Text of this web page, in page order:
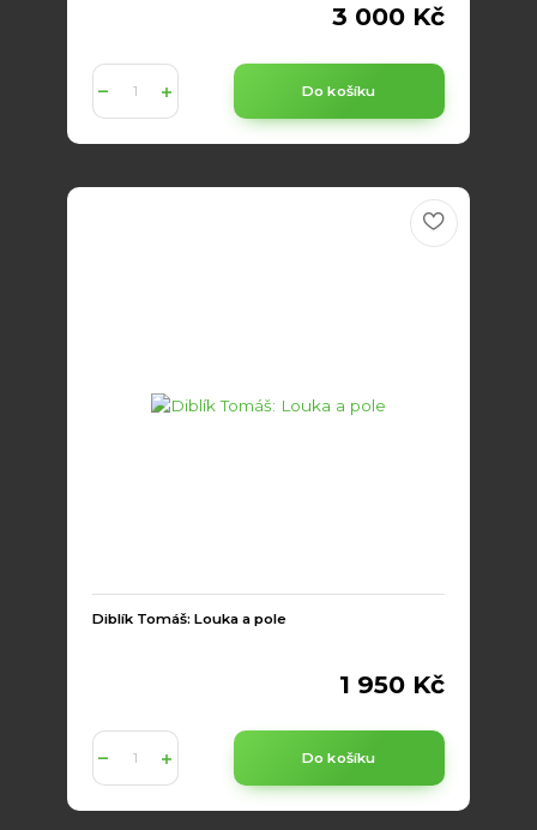
3 000 Kč
Do košíku
Diblík Tomáš: Louka a pole
1 950 Kč
Do košíku